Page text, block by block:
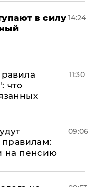
в силу 14:24
что
11:30
правилам:
на пенсию
09:06